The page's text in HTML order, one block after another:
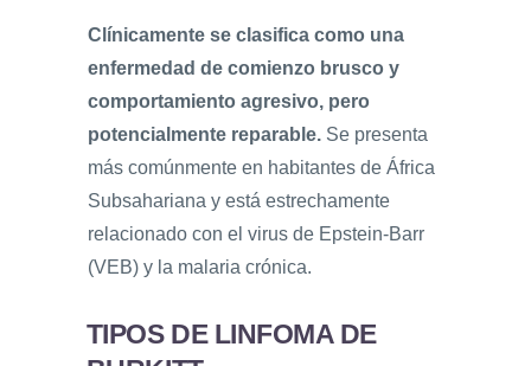
Clínicamente se clasifica como una
enfermedad de comienzo brusco y
comportamiento agresivo, pero
potencialmente reparable. Se presenta
más comúnmente en habitantes de África
Subsahariana y está estrechamente
relacionado con el virus de Epstein-Barr
(VEB) y la malaria crónica.
TIPOS DE LINFOMA DE